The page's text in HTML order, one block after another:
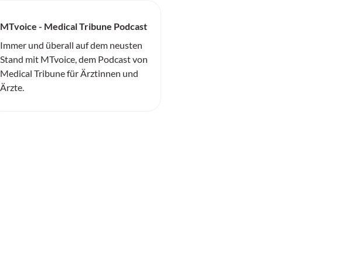
MTvoice - Medical Tribune Podcast
Immer und überall auf dem neusten
Stand mit MTvoice, dem Podcast von
Medical Tribune für Ärztinnen und
Ärzte.